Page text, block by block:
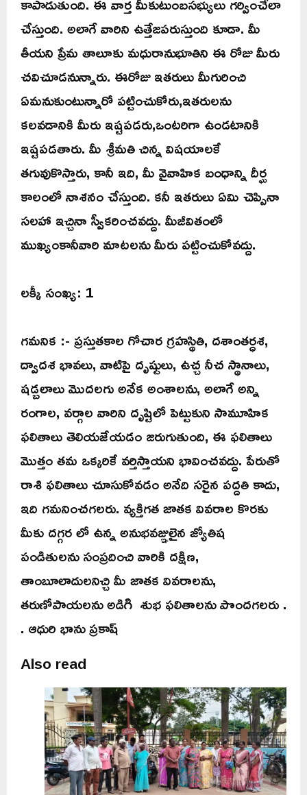
చేస్తుంది. అలాగే వారిని ఉత్తేజపరుస్తుంది కూడా. మీ
తీయని ప్రేమ తాలూకు మధురానుభూతిని ఈ రోజు మీరు
చవిచూడనున్నారు. ఈరోజు ఇతరులు మీగురించి
ఏమనుకుంటున్నారో పట్టించుకోరు,ఇతరులను
కలవడానికి మీరు ఇష్టపడరు,ఒంటరిగా ఉండటానికి
ఇష్టపడతారు. మీ శ్రీమతి చిన్న విషయాలకే
తగువుకొస్తారు, కానీ ఇది, మీ వైవాహిక బంధాన్ని దీర్ఘ
కాలంలో నాశనం చేస్తుంది. కనీ ఇతరులు ఏమి చెప్పినా
సలహా ఇచ్చినా స్వీకరించవద్దు. మీజీవితంలో
ముఖ్యంకానీవారి మాటలను మీరు పట్టించుకోవద్దు.
లక్కీ సంఖ్య: 1
గమనిక :- ప్రస్తుతకాల గోచార గ్రహస్థితి, దశాంతర్ధశ,
ద్వాదశ భావలు, వాటిపై దృష్టులు, ఉచ్చ నీచ స్థానాలు,
షడ్బలాలు మొదలగు అనేక అంశాలను, అలాగే అన్ని
రంగాల, వర్గాల వారిని దృష్టిలో పెట్టుకుని సామూహిక
ఫలితాలు తెలియజేయడం జరుగుతుంది, ఈ ఫలితాలు
మొత్తం తమ ఒక్కరికే వర్తిస్తాయని భావించవద్దు. పేరుతో
రాశి ఫలితాలు చూసుకోవడం అనేది సరైన పద్దతి కాదు,
ఇది గమనించగలరు. వ్యక్తిగత జాతక వివరాల కొరకు
మీకు దగ్గర లో ఉన్న అనుభవజ్ఞులైన జ్యోతిష
పండితులను సంప్రదించి వారికి దక్షిణ,
తాంబూలాదులనిచ్చి మీ జాతక వివరాలను,
తరుణోపాయలను అడిగి శుభ ఫలితాలను పొందగలరు .
. ఆధురి భాను ప్రకాష్
Also read